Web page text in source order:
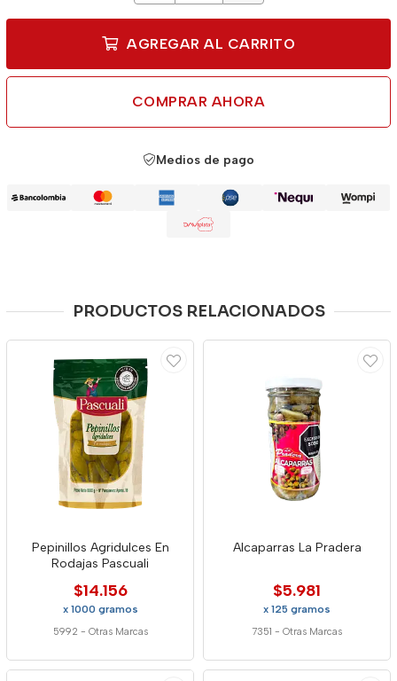
AGREGAR AL CARRITO
COMPRAR AHORA
Medios de pago
PRODUCTOS RELACIONADOS
Pepinillos Agridulces En
Rodajas Pascuali
$14.156
x 1000 gramos
5992 - Otras Marcas
Alcaparras La Pradera
$5.981
x 125 gramos
7351 - Otras Marcas